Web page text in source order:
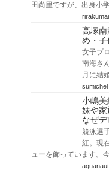
田尚里ですが、出身小
高塚
め・子
女子プ
南海さ
月に結
sumichel
小嶋
妹や家
なぜ
競泳選
紅。現
ューを飾っています。